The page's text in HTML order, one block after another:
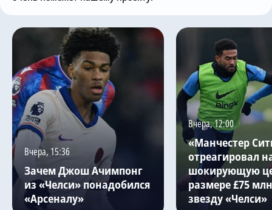
Вчера, 15:36
Зачем Джош Ачимпонг
из «Челси» понадобился
«Арсеналу»
Вчера, 12:00
«Манчестер
отреагировал
шокирующую
размере £75
звезду «Челси»